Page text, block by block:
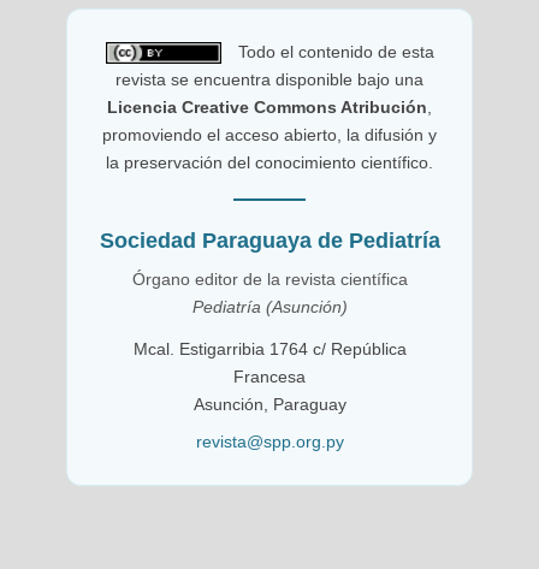
Todo el contenido de esta
revista se encuentra disponible bajo una
Licencia Creative Commons Atribución
promoviendo el acceso abierto, la difusión y
la preservación del conocimiento científico.
Sociedad Paraguaya de Pediatría
Órgano editor de la revista científica
Pediatría (Asunción)
Mcal. Estigarribia 1764 c/ República
Francesa
Asunción, Paraguay
revista@spp.org.py